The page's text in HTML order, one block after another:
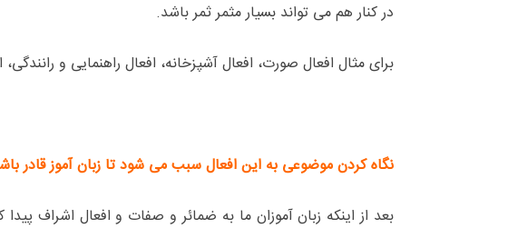
در کنار هم می تواند بسیار مثمر ثمر باشد.
برای مثال افعال صورت، افعال آشپزخانه، افعال راهنمایی و
نگاه کردن موضوعی به این افعال سبب می شود تا زبان آموز قادر
بعد از اینکه زبان آموزان ما به ضمائر و صفات و افعال اشراف